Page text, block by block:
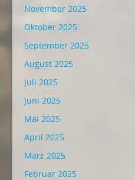
November 2025
Oktober 2025
September 2025
August 2025
Juli 2025
Juni 2025
Mai 2025
April 2025
März 2025
Februar 2025